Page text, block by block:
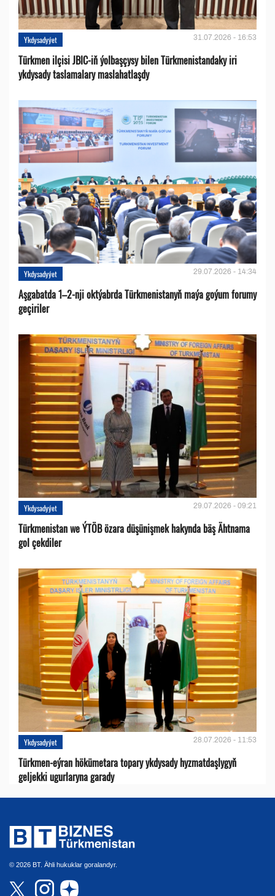
Ykdysadyýet 31.07.2026 - 16:53
Türkmen ilçisi JBIC-iň ýolbaşçysy bilen Türkmenistandaky iri
ykdysady taslamalary maslahatlaşdy
Ykdysadyýet 29.07.2026 - 14:34
Aşgabatda 1–2-nji oktýabrda Türkmenistanyň maýa goýum forumy
geçiriler
Ykdysadyýet 29.07.2026 - 09:21
Türkmenistan we ÝTÖB özara düşünişmek hakynda bäş Ähtnama
gol çekdiler
Ykdysadyýet 28.07.2026 - 11:53
Türkmen-eýran hökümetara topary ykdysady hyzmatdaşlygyň
geljekki ugurlaryna garady
© 2026 BT. Ähli hukuklar goralandyr.